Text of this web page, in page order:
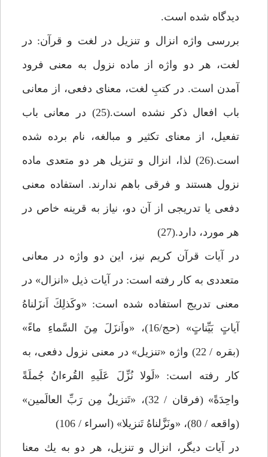
ديدگاه شده است.
بررسى واژه انزال و تنزيل در لغت و قرآن: در
لغت، هر دو واژه از ماده نزول به معنى فرود
آمدن است. در كتبِ لغت، معناى دفعى، از معانى
باب افعال ذكر نشده است.(25) در معانى باب
تفعيل، از معناى تكثير و مبالغه، نام برده شده
است.(26) لذا، انزال و تنزيل هر دو متعدى ماده
نزول هستند و فرقى باهم ندارند. استفاده معنى
دفعى يا تدريجى از آن دو، نياز به قرينه خاص در
هر مورد، دارد.(27)
در آيات قرآن كريم نيز، اين دو واژه در معانى
متعددى به كار رفته است: در آيات ذيل «انزال» در
معنى تدريج استفاده شده است: «وكَذلِكَ اَنزَلناهُ
آياتٍ بَيِّناتٍ» (حج/16)، «واَنزَلَ مِنَ السَّماءِ ماءً»
(بقره / 22) واژه «تنزيل» در معنى نزول دفعى، به
كار رفته است: «لَولا نُزِّلَ عَلَيهِ القُرءانُ جُملَةً
واحِدَةً» (فرقان / 32)، «تَنزيلٌ مِن رَبِ‏ّ العالَمين»
(واقعه / 80)، «ونَزَّلناهُ تَنزيلا» (اسراء / 106)
در آيات ديگر، انزال و تنزيل، هر دو به يك معنا